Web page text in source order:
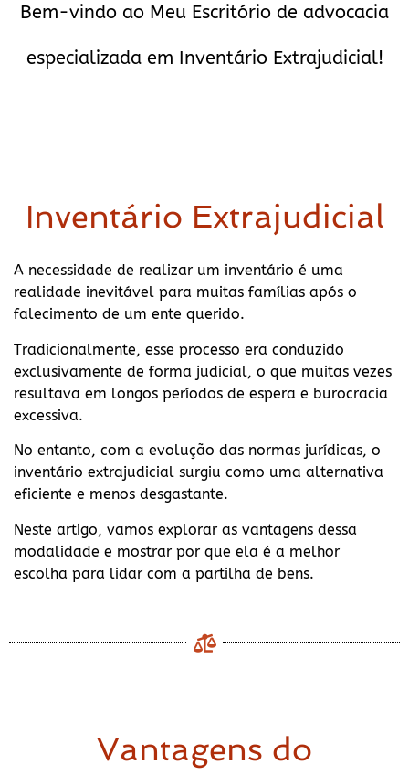
Bem-vindo ao Meu Escritório de advocacia
especializada em Inventário Extrajudicial!
Inventário Extrajudicial
A necessidade de realizar um inventário é uma
realidade inevitável para muitas famílias após o
falecimento de um ente querido.
Tradicionalmente, esse processo era conduzido
exclusivamente de forma judicial, o que muitas vezes
resultava em longos períodos de espera e burocracia
excessiva.
No entanto, com a evolução das normas jurídicas, o
inventário extrajudicial surgiu como uma alternativa
eficiente e menos desgastante.
Neste artigo, vamos explorar as vantagens dessa
modalidade e mostrar por que ela é a melhor
escolha para lidar com a partilha de bens.
Vantagens do